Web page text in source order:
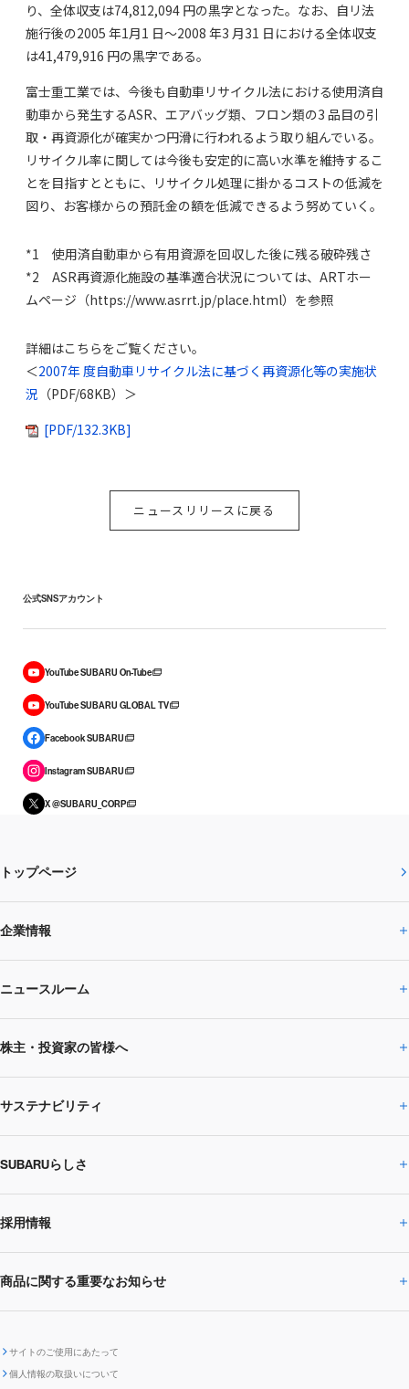
り、全体収支は74,812,094 円の黒字となった。なお、自リ法
施行後の2005 年1月1 日～2008 年3 月31 日における全体収支
は41,479,916 円の黒字である。
富士重工業では、今後も自動車リサイクル法における使用済自
動車から発生するASR、エアバッグ類、フロン類の3 品目の引
取・再資源化が確実かつ円滑に行われるよう取り組んでいる。
リサイクル率に関しては今後も安定的に高い水準を維持するこ
とを目指すとともに、リサイクル処理に掛かるコストの低減を
図り、お客様からの預託金の額を低減できるよう努めていく。
*1 使用済自動車から有用資源を回収した後に残る破砕残さ
*2 ASR再資源化施設の基準適合状況については、ARTホー
ムページ（https://www.asrrt.jp/place.html）を参照
詳細はこちらをご覧ください。
＜2007年 度自動車リサイクル法に基づく再資源化等の実施状
況 （PDF/68KB）＞
[PDF/132.3KB]
ニュースリリースに戻る
公式SNSアカウント
YouTube SUBARU On-Tube
YouTube SUBARU GLOBAL TV
Facebook SUBARU
Instagram SUBARU
X @SUBARU_CORP
トップページ
企業情報
企業情報トップ
SUBARUのありたい姿
SUBARU 2025方針
事業所・関係会社
ニュースルーム
ニュースルームトップ
ニュースリリース
閉じる
株主・投資家の皆様へ
株主・投資家の皆様へトップ
企業・経営
IRライブラリー
株主・投資家サポート
IRカレンダー
サステナビリティ
サステナビリティトップ
CEOサステナビリティ
環境
ガバナンス
SUBARUらしさ
SUBARUらしさトップ
SUBARUびと
SUBARUデザイン
採用情報
採用情報トップ
商品に関する重要なお知らせ
サイトのご使用にあたって
個人情報の取扱いについて